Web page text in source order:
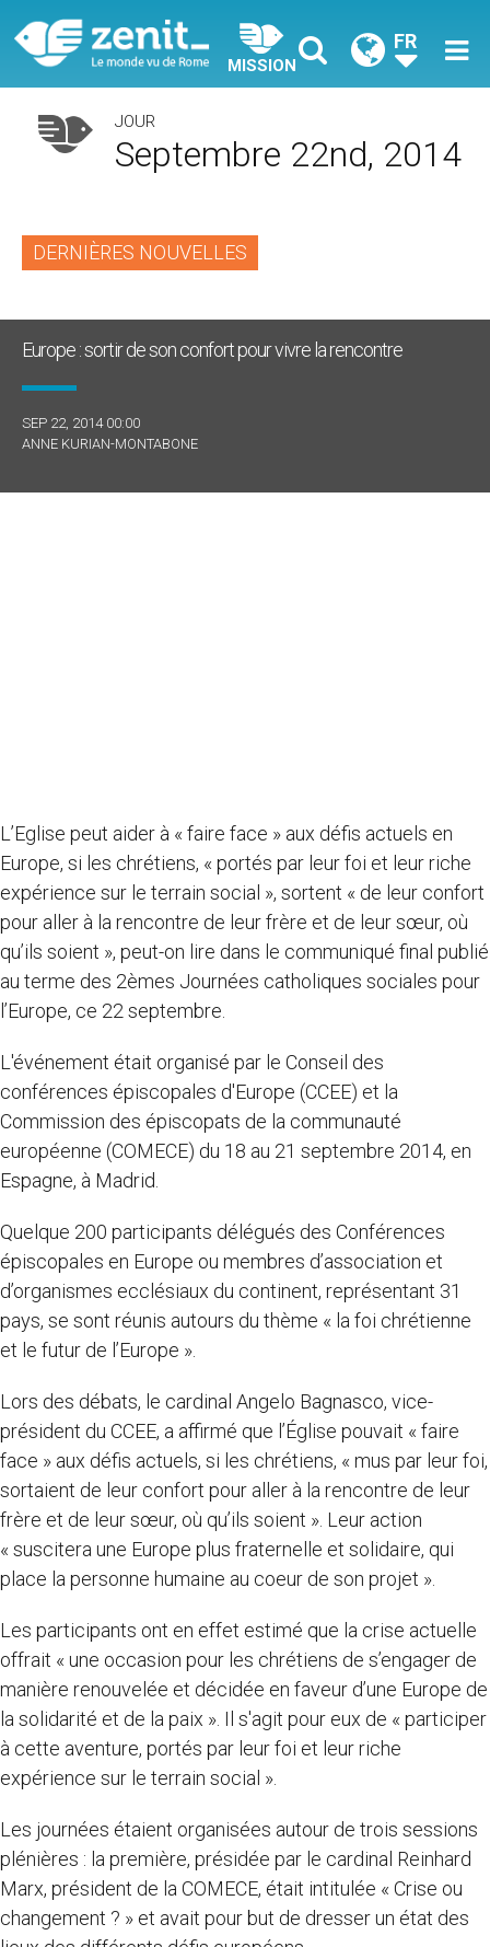
MISSION
FR
JOUR
Septembre 22nd, 2014
DERNIÈRES NOUVELLES
Europe : sortir de son confort pour vivre la rencontre
SEP 22, 2014 00:00
ANNE KURIAN-MONTABONE
L’Eglise peut aider à « faire face » aux défis actuels en
Europe, si les chrétiens, « portés par leur foi et leur riche
expérience sur le terrain social », sortent « de leur confort
pour aller à la rencontre de leur frère et de leur sœur, où
qu’ils soient », peut-on lire dans le communiqué final publié
au terme des 2èmes Journées catholiques sociales pour
l’Europe, ce 22 septembre.
L'événement était organisé par le Conseil des
conférences épiscopales d'Europe (CCEE) et la
Commission des épiscopats de la communauté
européenne (COMECE) du 18 au 21 septembre 2014, en
Espagne, à Madrid.
Quelque 200 participants délégués des Conférences
épiscopales en Europe ou membres d’association et
d’organismes ecclésiaux du continent, représentant 31
pays, se sont réunis autours du thème « la foi chrétienne
et le futur de l’Europe ».
Lors des débats, le cardinal Angelo Bagnasco, vice-
président du CCEE, a affirmé que l’Église pouvait « faire
face » aux défis actuels, si les chrétiens, « mus par leur foi,
sortaient de leur confort pour aller à la rencontre de leur
frère et de leur sœur, où qu’ils soient ». Leur action
« suscitera une Europe plus fraternelle et solidaire, qui
place la personne humaine au coeur de son projet ».
Les participants ont en effet estimé que la crise actuelle
offrait « une occasion pour les chrétiens de s’engager de
manière renouvelée et décidée en faveur d’une Europe de
la solidarité et de la paix ». Il s'agit pour eux de « participer
à cette aventure, portés par leur foi et leur riche
expérience sur le terrain social ».
Les journées étaient organisées autour de trois sessions
plénières : la première, présidée par le cardinal Reinhard
Marx, président de la COMECE, était intitulée « Crise ou
changement ? » et avait pour but de dresser un état des